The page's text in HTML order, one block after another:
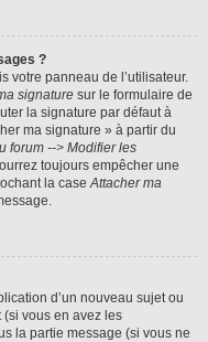
?
votre panneau de l’utilisateur.
signature sur le formulaire de
la signature par défaut à
ma signature » à partir du
forum --> Modifier les
toujours empêcher une
la caseAttacher ma
d’un nouveau sujet ou
(si vous en avez les
la partie message (si vous ne